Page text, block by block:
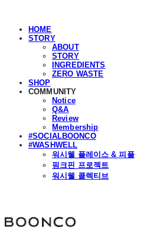
HOME
STORY
ABOUT
STORY
INGREDIENTS
ZERO WASTE
SHOP
COMMUNITY
Notice
Q&A
Review
Membership
#SOCIALBOONCO
#WASHWELL
워시웰 플레이스 & 피플
핑크핀 프로젝트
워시웰 콜렉티브